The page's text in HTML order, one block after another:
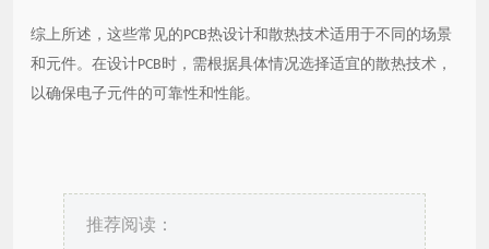
综上所述，这些常见的PCB热设计和散热技术适用于不同的场景
和元件。在设计PCB时，需根据具体情况选择适宜的散热技术，
以确保电子元件的可靠性和性能。
推荐阅读：